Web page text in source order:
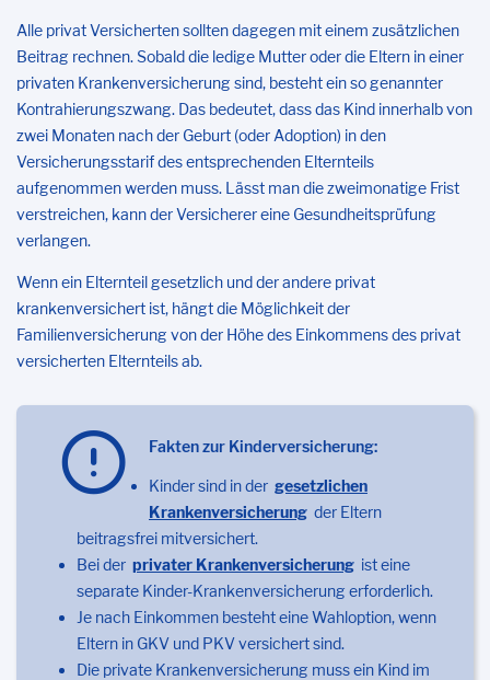
Alle privat Versicherten sollten dagegen mit einem zusätzlichen
Beitrag rechnen. Sobald die ledige Mutter oder die Eltern in einer
privaten Krankenversicherung sind, besteht ein so genannter
Kontrahierungszwang. Das bedeutet, dass das Kind innerhalb von
zwei Monaten nach der Geburt (oder Adoption) in den
Versicherungsstarif des entsprechenden Elternteils
aufgenommen werden muss. Lässt man die zweimonatige Frist
verstreichen, kann der Versicherer eine Gesundheitsprüfung
verlangen.
Wenn ein Elternteil gesetzlich und der andere privat
krankenversichert ist, hängt die Möglichkeit der
Familienversicherung von der Höhe des Einkommens des privat
versicherten Elternteils ab.
Fakten zur Kinderversicherung:
Kinder sind in der gesetzlichen
Krankenversicherung der Eltern
beitragsfrei mitversichert.
Bei derprivater Krankenversicherung ist eine
separate Kinder-Krankenversicherung erforderlich.
Je nach Einkommen besteht eine Wahloption, wenn
Eltern in GKV und PKV versichert sind.
Die private Krankenversicherung muss ein Kind im